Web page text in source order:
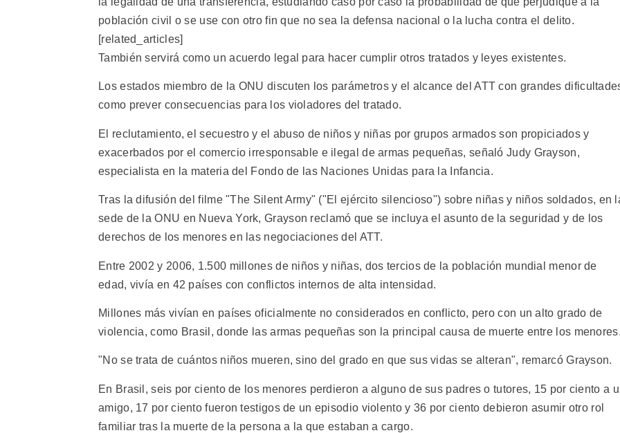
población civil o se use con otro fin que no sea la defensa nacional o la lucha contra el delito.
[related_articles]
También servirá como un acuerdo legal para hacer cumplir otros tratados y leyes existentes.
Los estados miembro de la ONU discuten los parámetros y el alcance del ATT con grandes
como prever consecuencias para los violadores del tratado.
El reclutamiento, el secuestro y el abuso de niños y niñas por grupos armados son propiciados y
exacerbados por el comercio irresponsable e ilegal de armas pequeñas, señaló Judy Grayson,
especialista en la materia del Fondo de las Naciones Unidas para la Infancia.
Tras la difusión del filme "The Silent Army" ("El ejército silencioso") sobre niñas y niños soldados, en
sede de la ONU en Nueva York, Grayson reclamó que se incluya el asunto de la seguridad y de los
derechos de los menores en las negociaciones del ATT.
Entre 2002 y 2006, 1.500 millones de niños y niñas, dos tercios de la población mundial menor de
edad, vivía en 42 países con conflictos internos de alta intensidad.
Millones más vivían en países oficialmente no considerados en conflicto, pero con un alto grado de
violencia, como Brasil, donde las armas pequeñas son la principal causa de muerte entre los
"No se trata de cuántos niños mueren, sino del grado en que sus vidas se alteran", remarcó Grayson.
En Brasil, seis por ciento de los menores perdieron a alguno de sus padres o tutores, 15 por ciento a
amigo, 17 por ciento fueron testigos de un episodio violento y 36 por ciento debieron asumir otro rol
familiar tras la muerte de la persona a la que estaban a cargo.